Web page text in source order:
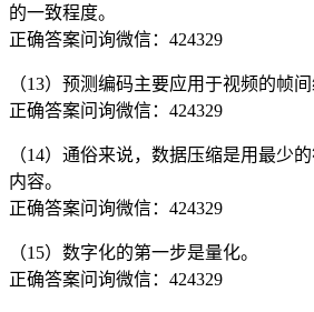
的一致程度。
正确答案问询微信：424329
（13）预测编码主要应用于视频的帧间
正确答案问询微信：424329
（14）通俗来说，数据压缩是用最少
内容。
正确答案问询微信：424329
（15）数字化的第一步是量化。
正确答案问询微信：424329